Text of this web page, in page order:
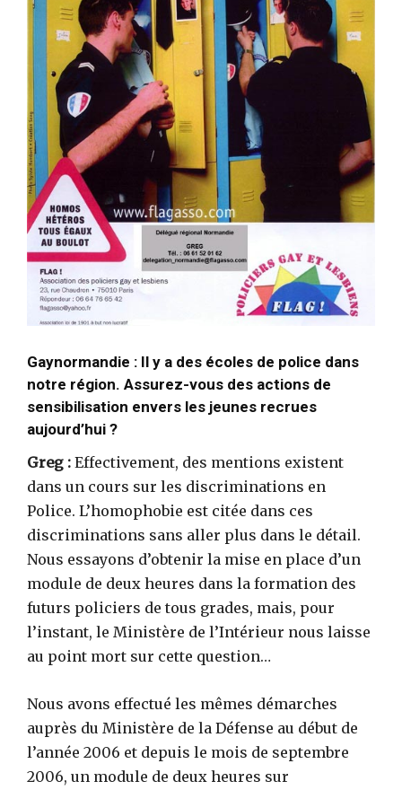
Gaynormandie : Il y a des écoles de police dans
notre région. Assurez-vous des actions de
sensibilisation envers les jeunes recrues
aujourd’hui ?
Greg : Effectivement, des mentions existent
dans un cours sur les discriminations en
Police. L’homophobie est citée dans ces
discriminations sans aller plus dans le détail.
Nous essayons d’obtenir la mise en place d’un
module de deux heures dans la formation des
futurs policiers de tous grades, mais, pour
l’instant, le Ministère de l’Intérieur nous laisse
au point mort sur cette question…
Nous avons effectué les mêmes démarches
auprès du Ministère de la Défense au début de
l’année 2006 et depuis le mois de septembre
2006, un module de deux heures sur